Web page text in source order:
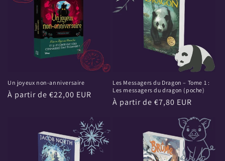
Un joyeux non-anniversaire
Prix
À partir de €22,00 EUR
Les Messagers du Dragon – Tome 1 :
Les messagers du dragon (poche)
Prix
À partir de €7,80 EUR